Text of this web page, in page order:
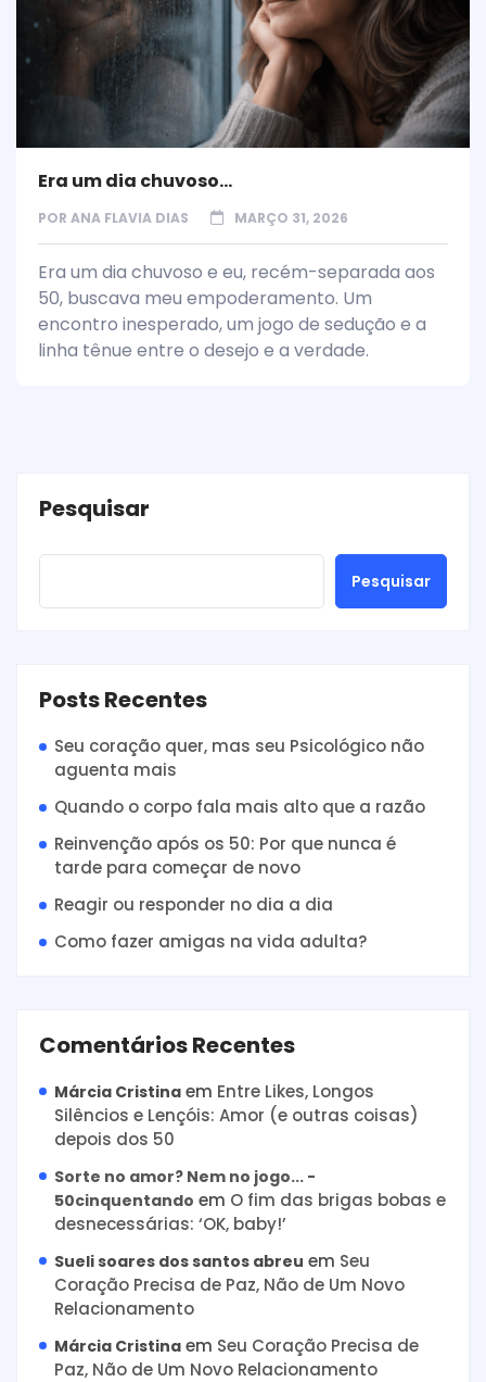
Era um dia chuvoso…
POR ANA FLAVIA DIAS MARÇO 31, 2026
Era um dia chuvoso e eu, recém-separada aos
50, buscava meu empoderamento. Um
encontro inesperado, um jogo de sedução e a
linha tênue entre o desejo e a verdade.
Pesquisar
Pesquisar
Posts Recentes
Seu coração quer, mas seu Psicológico não
aguenta mais
Quando o corpo fala mais alto que a razão
Reinvenção após os 50: Por que nunca é
tarde para começar de novo
Reagir ou responder no dia a dia
Como fazer amigas na vida adulta?
Comentários Recentes
Márcia Cristina em Entre Likes, Longos
Silêncios e Lençóis: Amor (e outras coisas)
depois dos 50
Sorte no amor? Nem no jogo... -
50cinquentando em O fim das brigas bobas e
desnecessárias: ‘OK, baby!’
Sueli soares dos santos abreu em Seu
Coração Precisa de Paz, Não de Um Novo
Relacionamento
Márcia Cristina em Seu Coração Precisa de
Paz, Não de Um Novo Relacionamento